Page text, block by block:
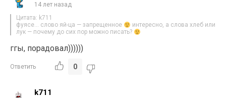
14 лет назад
Цитата: k711
фуясе… слово яй-ца — запрещенное
интересно, а слова хлеб или
лук — почему до сих пор можно писать?
ггы, порадовал))))))
Ответить 0
k711